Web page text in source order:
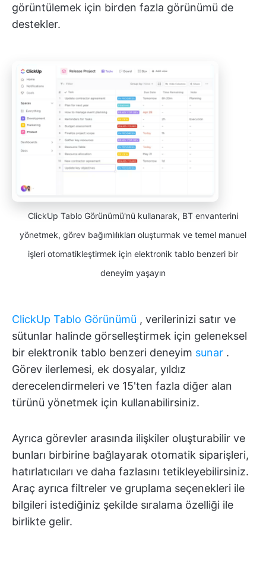
görüntülemek için birden fazla görünümü de
destekler.
ClickUp Tablo Görünümü'nü kullanarak, BT envanterini
yönetmek, görev bağımlılıkları oluşturmak ve temel manuel
işleri otomatikleştirmek için elektronik tablo benzeri bir
deneyim yaşayın
ClickUp Tablo Görünümü , verilerinizi satır ve
sütunlar halinde görselleştirmek için geleneksel
bir elektronik tablo benzeri deneyim sunar .
Görev ilerlemesi, ek dosyalar, yıldız
derecelendirmeleri ve 15'ten fazla diğer alan
türünü yönetmek için kullanabilirsiniz.
Ayrıca görevler arasında ilişkiler oluşturabilir ve
bunları birbirine bağlayarak otomatik siparişleri,
hatırlatıcıları ve daha fazlasını tetikleyebilirsiniz.
Araç ayrıca filtreler ve gruplama seçenekleri ile
bilgileri istediğiniz şekilde sıralama özelliği ile
birlikte gelir.